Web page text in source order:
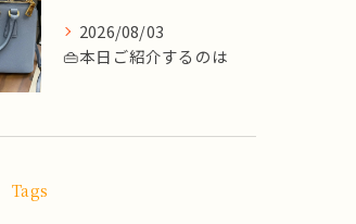
2026/08/03
👜本日ご紹介するのは
Tags